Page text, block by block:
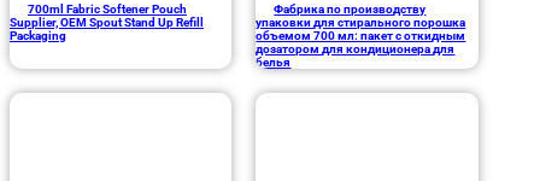
700ml Fabric Softener Pouch
Supplier, OEM Spout Stand Up Refill
Packaging
Фабрика по производству
упаковки для стирального порошка
объемом 700 мл: пакет с откидным
дозатором для кондиционера для
белья